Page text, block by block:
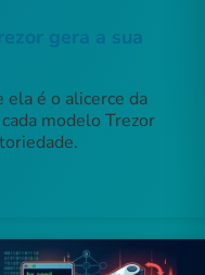
gera a sua
ela é o alicerce da
modelo Trezor